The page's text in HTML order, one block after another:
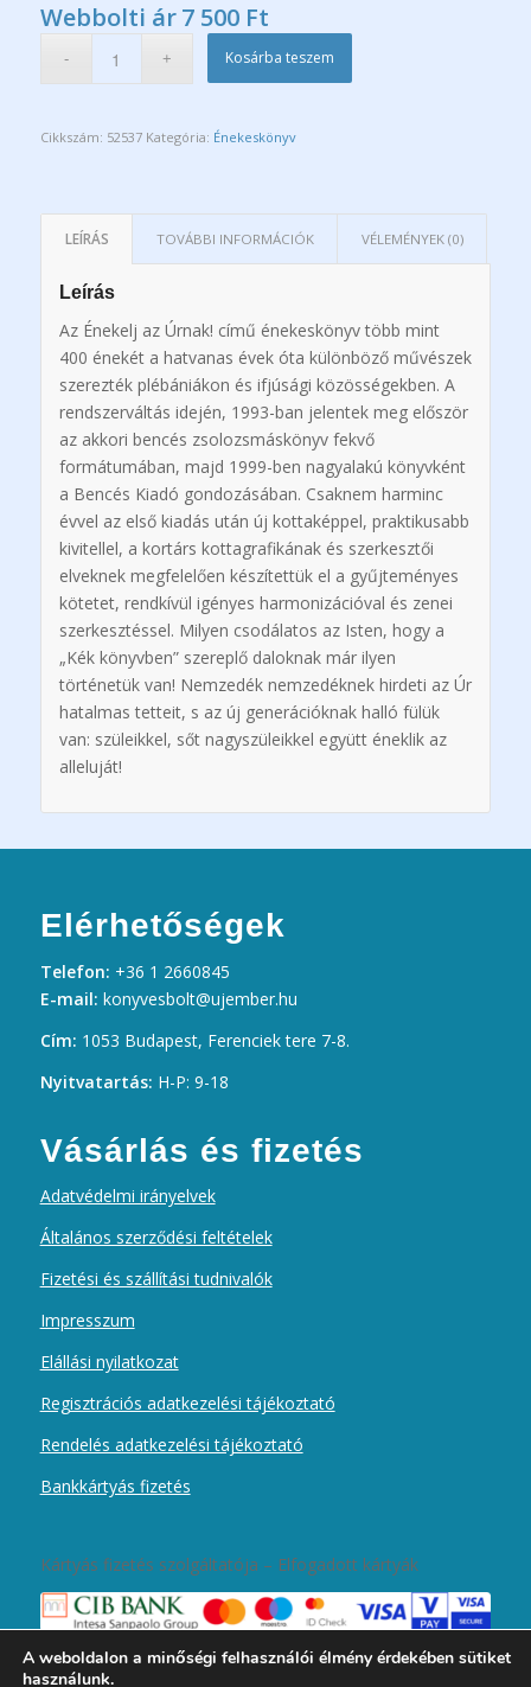
Webbolti ár 7 500 Ft
Kosárba teszem
Cikkszám: 52537 Kategória: Énekeskönyv
LEÍRÁS TOVÁBBI INFORMÁCIÓK VÉLEMÉNYEK (0)
Leírás
Az Énekelj az Úrnak! című énekeskönyv több mint
400 énekét a hatvanas évek óta különböző művészek
szerezték plébániákon és ifjúsági közösségekben. A
rendszerváltás idején, 1993-ban jelentek meg először
az akkori bencés zsolozsmáskönyv fekvő
formátumában, majd 1999-ben nagyalakú könyvként
a Bencés Kiadó gondozásában. Csaknem harminc
évvel az első kiadás után új kottaképpel, praktikusabb
kivitellel, a kortárs kottagrafikának és szerkesztői
elveknek megfelelően készítettük el a gyűjteményes
kötetet, rendkívül igényes harmonizációval és zenei
szerkesztéssel. Milyen csodálatos az Isten, hogy a
„Kék könyvben” szereplő daloknak már ilyen
történetük van! Nemzedék nemzedéknek hirdeti az Úr
hatalmas tetteit, s az új generációknak halló fülük
van: szüleikkel, sőt nagyszüleikkel együtt éneklik az
alleluját!
Elérhetőségek
Telefon: +36 1 2660845
E-mail: konyvesbolt@ujember.hu
Cím: 1053 Budapest, Ferenciek tere 7-8.
Nyitvatartás: H-P: 9-18
Vásárlás és fizetés
Adatvédelmi irányelvek
Általános szerződési feltételek
Fizetési és szállítási tudnivalók
Impresszum
Elállási nyilatkozat
Regisztrációs adatkezelési tájékoztató
Rendelés adatkezelési tájékoztató
Bankkártyás fizetés
Kártyás fizetés szolgáltatója – Elfogadott kártyák
A weboldalon a minőségi felhasználói élmény érdekében sütiket
használunk.